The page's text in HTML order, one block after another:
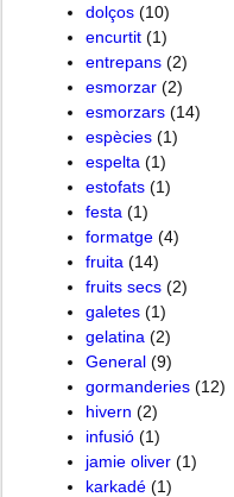
dolços (10)
encurtit (1)
entrepans (2)
esmorzar (2)
esmorzars (14)
espècies (1)
espelta (1)
estofats (1)
festa (1)
formatge (4)
fruita (14)
fruits secs (2)
galetes (1)
gelatina (2)
General (9)
gormanderies (12)
hivern (2)
infusió (1)
jamie oliver (1)
karkadé (1)